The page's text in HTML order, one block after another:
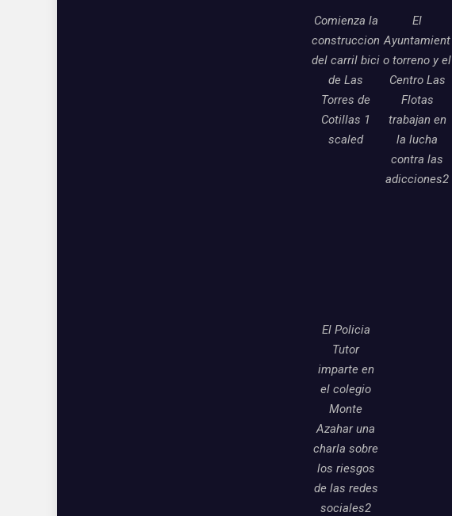
Comienza la
construccion
del carril bici
de Las
Torres de
Cotillas 1
scaled
El
Ayuntamient
o torreno y el
Centro Las
Flotas
trabajan en
la lucha
contra las
adicciones2
El Policia
Tutor
imparte en
el colegio
Monte
Azahar una
charla sobre
los riesgos
de las redes
sociales2